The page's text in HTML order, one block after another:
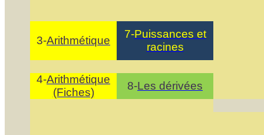
3-Arithmétique
7-Puissances et
racines
4-Arithmétique
(Fiches)
8-Les dérivées